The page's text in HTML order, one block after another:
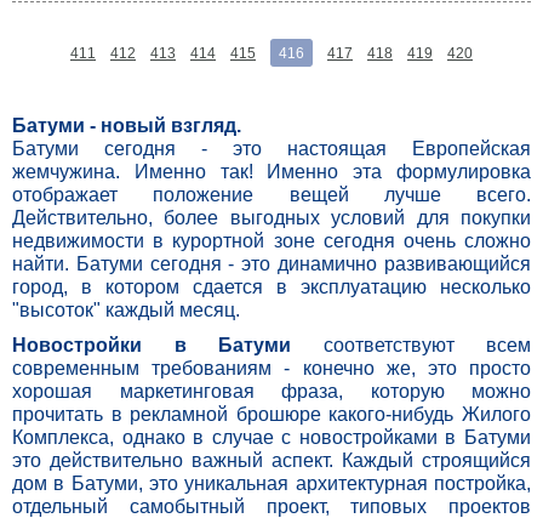
411 412 413 414 415 416 417 418 419 420
Батуми - новый взгляд.
Батуми сегодня - это настоящая Европейская
жемчужина. Именно так! Именно эта формулировка
отображает положение вещей лучше всего.
Действительно, более выгодных условий для покупки
недвижимости в курортной зоне сегодня очень сложно
найти. Батуми сегодня - это динамично развивающийся
город, в котором сдается в эксплуатацию несколько
"высоток" каждый месяц.
Новостройки в Батуми соответствуют всем
современным требованиям - конечно же, это просто
хорошая маркетинговая фраза, которую можно
прочитать в рекламной брошюре какого-нибудь Жилого
Комплекса, однако в случае с новостройками в Батуми
это действительно важный аспект. Каждый строящийся
дом в Батуми, это уникальная архитектурная постройка,
отдельный самобытный проект, типовых проектов